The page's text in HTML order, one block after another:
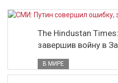
The Hindustan
завершив войну в
В МИРЕ